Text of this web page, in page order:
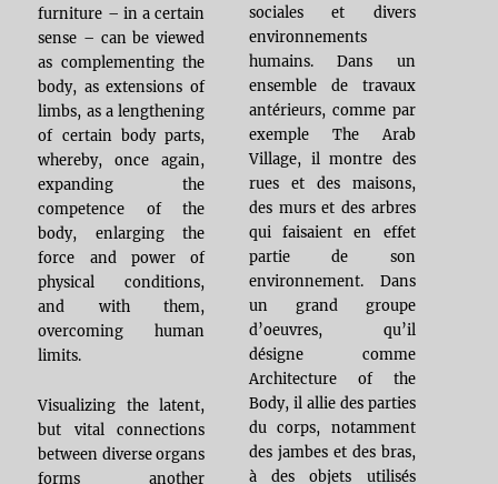
furniture – in a certain
sense – can be viewed
as complementing the
body, as extensions of
limbs, as a lengthening
of certain body parts,
whereby, once again,
expanding the
competence of the
body, enlarging the
force and power of
physical conditions,
and with them,
overcoming human
limits.
Visualizing the latent,
but vital connections
between diverse organs
forms another
sociales et divers
environnements
humains. Dans un
ensemble de travaux
antérieurs, comme par
exemple The Arab
Village, il montre des
rues et des maisons,
des murs et des arbres
qui faisaient en effet
partie de son
environnement. Dans
un grand groupe
d’oeuvres, qu’il
désigne comme
Architecture of the
Body, il allie des parties
du corps, notamment
des jambes et des bras,
à des objets utilisés